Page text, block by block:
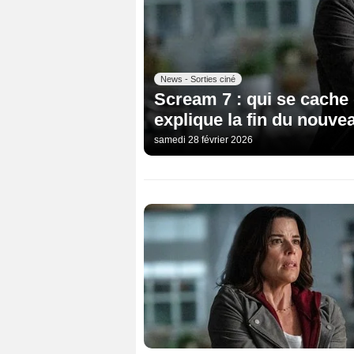
News - Sorties ciné
Scream 7 : qui se
explique la fin du
samedi 28 février 2026